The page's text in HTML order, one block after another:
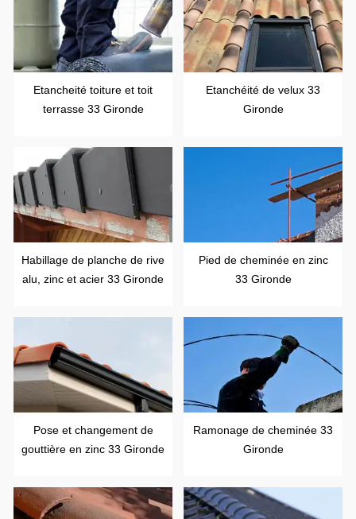
Etancheité toiture et toit
terrasse 33 Gironde
Etanchéité de velux 33
Gironde
Habillage de planche de rive
alu, zinc et acier 33 Gironde
Pied de cheminée en zinc
33 Gironde
Pose et changement de
gouttière en zinc 33 Gironde
Ramonage de cheminée 33
Gironde